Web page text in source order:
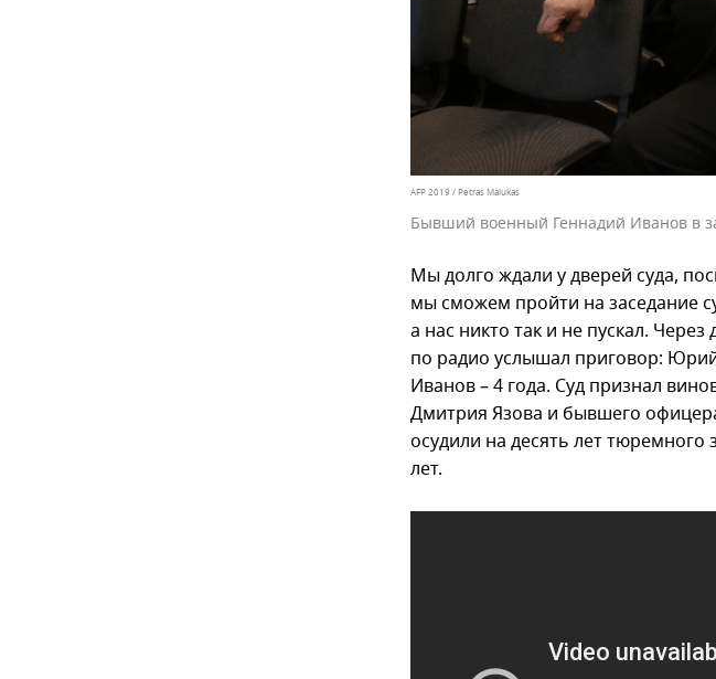
AFP 2019 / Petras Malukas
Бывший военный Геннадий Иванов в
Мы долго ждали у дверей суда,
мы сможем пройти на заседание
а нас никто так и не пускал.
по радио услышал приговор:
Иванов – 4 года. Суд признал
Дмитрия Язова и бывшего
осудили на десять лет тюремного
лет.